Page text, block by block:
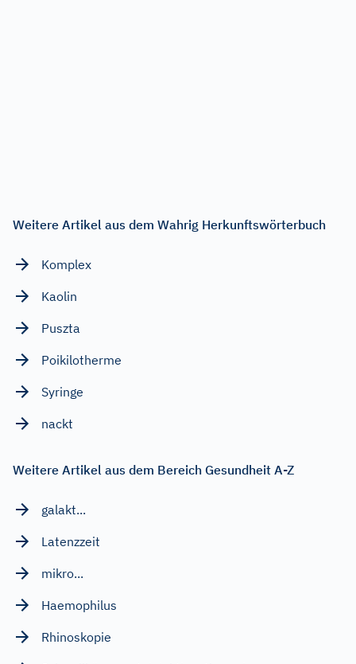
Weitere Artikel aus dem Wahrig Herkunftswörterbuch
Komplex
Kaolin
Puszta
Poikilotherme
Syringe
nackt
Weitere Artikel aus dem Bereich Gesundheit A-Z
galakt...
Latenzzeit
mikro...
Haemophilus
Rhinoskopie